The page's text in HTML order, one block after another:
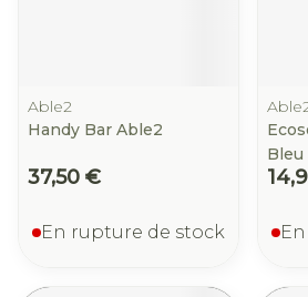
Able2
Handy Bar Able2
37,50 €
En rupture de stock
Bleu